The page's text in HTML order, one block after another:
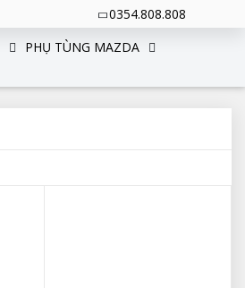
0354.808.808
PHỤ TÙNG MAZDA